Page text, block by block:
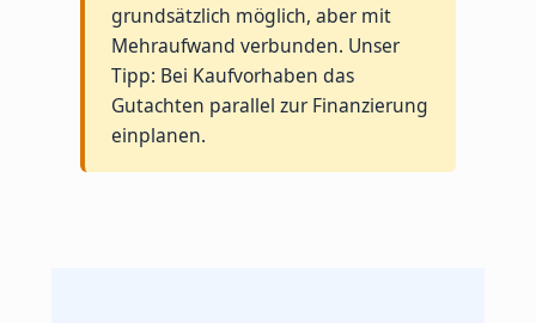
grundsätzlich möglich, aber mit
Mehraufwand verbunden. Unser
Tipp: Bei Kaufvorhaben das
Gutachten parallel zur Finanzierung
einplanen.